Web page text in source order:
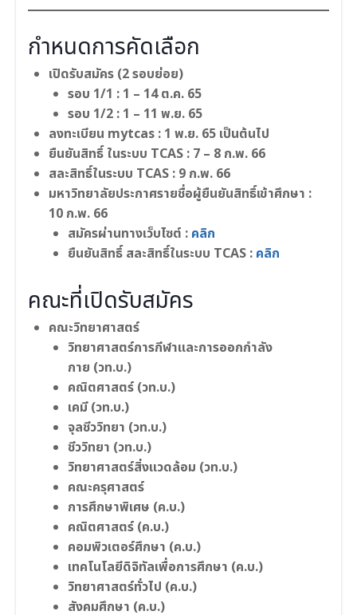
กำหนดการคัดเลือก
เปิดรับสมัคร (2 รอบย่อย)
รอบ 1/1 : 1 – 14 ต.ค. 65
รอบ 1/2 : 1 – 11 พ.ย. 65
ลงทะเบียน mytcas : 1 พ.ย. 65 เป็นต้นไป
ยืนยันสิทธิ์ ในระบบ TCAS : 7 – 8 ก.พ. 66
สละสิทธิ์ในระบบ TCAS : 9 ก.พ. 66
มหาวิทยาลัยประกาศรายชื่อผู้ยืนยันสิทธิ์เข้าศึกษา :
10 ก.พ. 66
สมัครผ่านทางเว็บไซต์ : คลิก
ยืนยันสิทธิ์ สละสิทธิ์ในระบบ TCAS : คลิก
คณะที่เปิดรับสมัคร
คณะวิทยาศาสตร์
วิทยาศาสตร์การกีฬาและการออกกำลัง
กาย (วท.บ.)
คณิตศาสตร์ (วท.บ.)
เคมี (วท.บ.)
จุลชีววิทยา (วท.บ.)
ชีววิทยา (วท.บ.)
วิทยาศาสตร์สิ่งแวดล้อม (วท.บ.)
คณะครุศาสตร์
การศึกษาพิเศษ (ค.บ.)
คณิตศาสตร์ (ค.บ.)
คอมพิวเตอร์ศึกษา (ค.บ.)
เทคโนโลยีดิจิทัลเพื่อการศึกษา (ค.บ.)
วิทยาศาสตร์ทั่วไป (ค.บ.)
สังคมศึกษา (ค.บ.)